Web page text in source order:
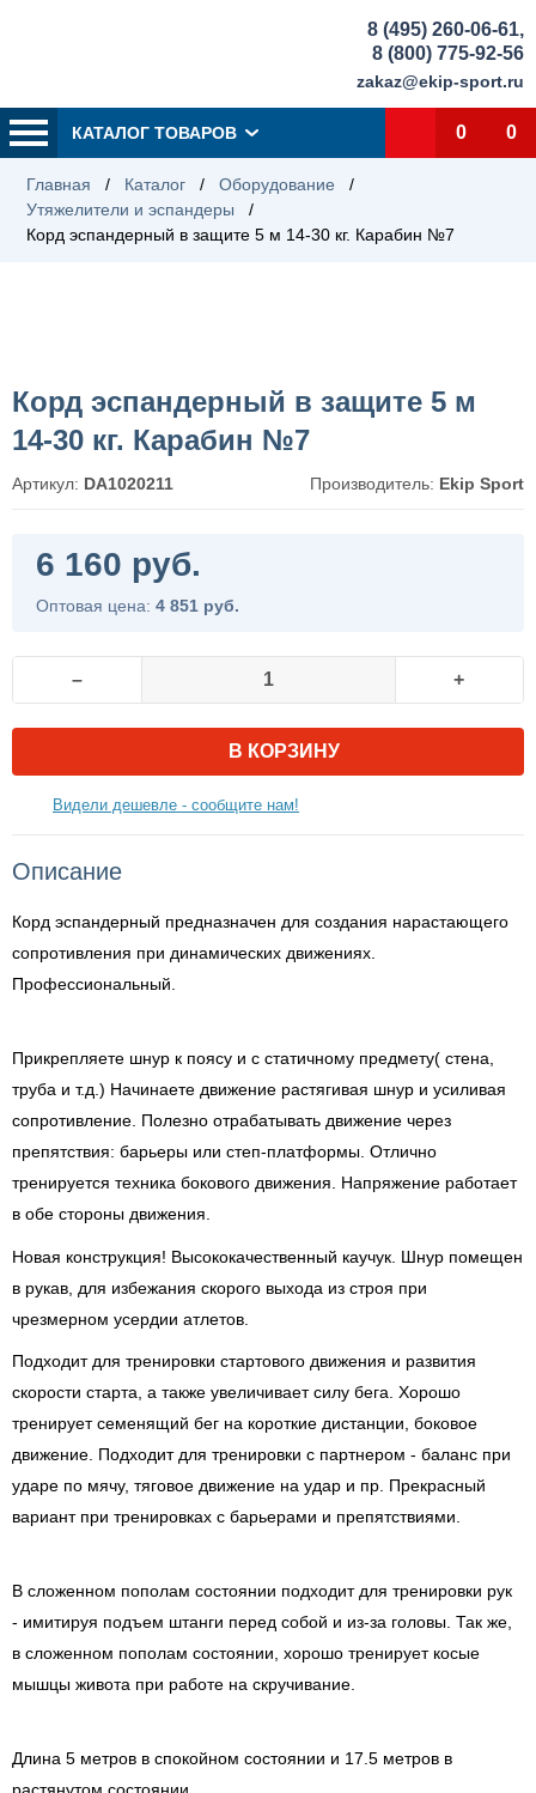
8 (495) 260-06-61,
8 (800) 775-92-56
zakaz@ekip-sport.ru
КАТАЛОГ ТОВАРОВ 0 0
Главная / Каталог / Оборудование
/
Утяжелители и эспандеры
/
Корд эспандерный в защите 5 м 14-30 кг. Карабин №7
Корд эспандерный в защите 5 м
14-30 кг. Карабин №7
Артикул: DA1020211 Производитель: Ekip Sport
6 160 руб.
Оптовая цена: 4 851 руб.
– +
В КОРЗИНУ
Видели дешевле - сообщите нам!
Описание
Корд эспандерный предназначен для создания нарастающего
сопротивления при динамических движениях.
Профессиональный.
Прикрепляете шнур к поясу и с статичному предмету( стена,
труба и т.д.) Начинаете движение растягивая шнур и усиливая
сопротивление. Полезно отрабатывать движение через
препятствия: барьеры или степ-платформы. Отлично
тренируется техника бокового движения. Напряжение работает
в обе стороны движения.
Новая конструкция! Высококачественный каучук. Шнур помещен
в рукав, для избежания скорого выхода из строя при
чрезмерном усердии атлетов.
Подходит для тренировки стартового движения и развития
скорости старта, а также увеличивает силу бега. Хорошо
тренирует семенящий бег на короткие дистанции, боковое
движение. Подходит для тренировки с партнером - баланс при
ударе по мячу, тяговое движение на удар и пр. Прекрасный
вариант при тренировках с барьерами и препятствиями.
В сложенном пополам состоянии подходит для тренировки рук
- имитируя подъем штанги перед собой и из-за головы. Так же,
в сложенном пополам состоянии, хорошо тренирует косые
мышцы живота при работе на скручивание.
Длина 5 метров в спокойном состоянии и 17.5 метров в